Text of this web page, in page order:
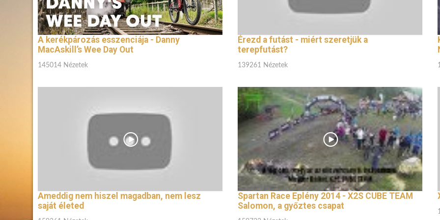
A kerékpározás esszenciája - Danny
MacAskill’s Wee Day Out
145014 Nézetek
Érezd a futást - miért szeretjük a
terepfutást?
139261 Nézetek
Ameddig nem hiszel magadban, nem lesz
saját életed
Spartan Race Eplény 2014 - X2S CUBE TEAM
Salomon, a győztes csapat